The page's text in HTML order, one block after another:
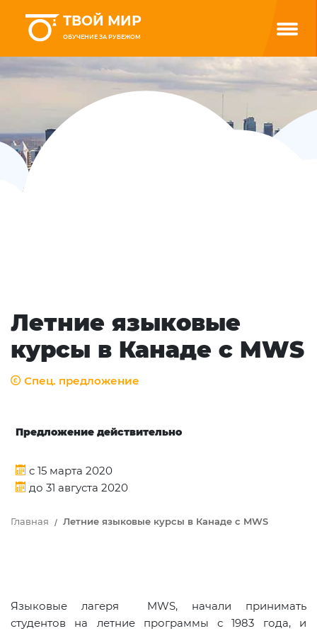
ТВОЙ МИР
ОБУЧЕНИЕ ЗА РУБЕЖОМ
Летние языковые
курсы в Канаде с MWS
Спец. предложение
Предложение действительно
c 15 марта 2020
до 31 августа 2020
Главная Летние языковые курсы в Канаде с MWS
Языковые лагеря MWS, начали принимать
студентов на летние программы с 1983 года, и